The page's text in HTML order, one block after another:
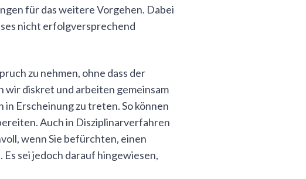
für das weitere Vorgehen. Dabei
nicht erfolgversprechend
zu nehmen, ohne dass der
diskret und arbeiten gemeinsam
Erscheinung zu treten. So können
Auch in Disziplinarverfahren
wenn Sie befürchten, einen
sei jedoch darauf hingewiesen,